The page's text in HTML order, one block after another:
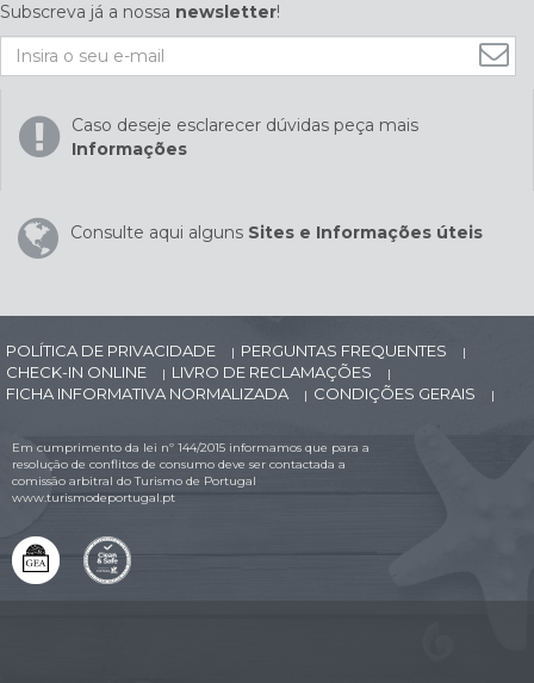
Subscreva já a nossa newsletter!
Caso deseje esclarecer dúvidas peça mais
Informações
Consulte aqui alguns Sites e Informações úteis
POLÍTICA DE PRIVACIDADE | PERGUNTAS FREQUENTES |
CHECK-IN ONLINE | LIVRO DE RECLAMAÇÕES |
FICHA INFORMATIVA NORMALIZADA | CONDIÇÕES GERAIS |
Em cumprimento da lei nº 144/2015 informamos que para a
resolução de conflitos de consumo deve ser contactada a
comissão arbitral do Turismo de Portugal
www.turismodeportugal.pt